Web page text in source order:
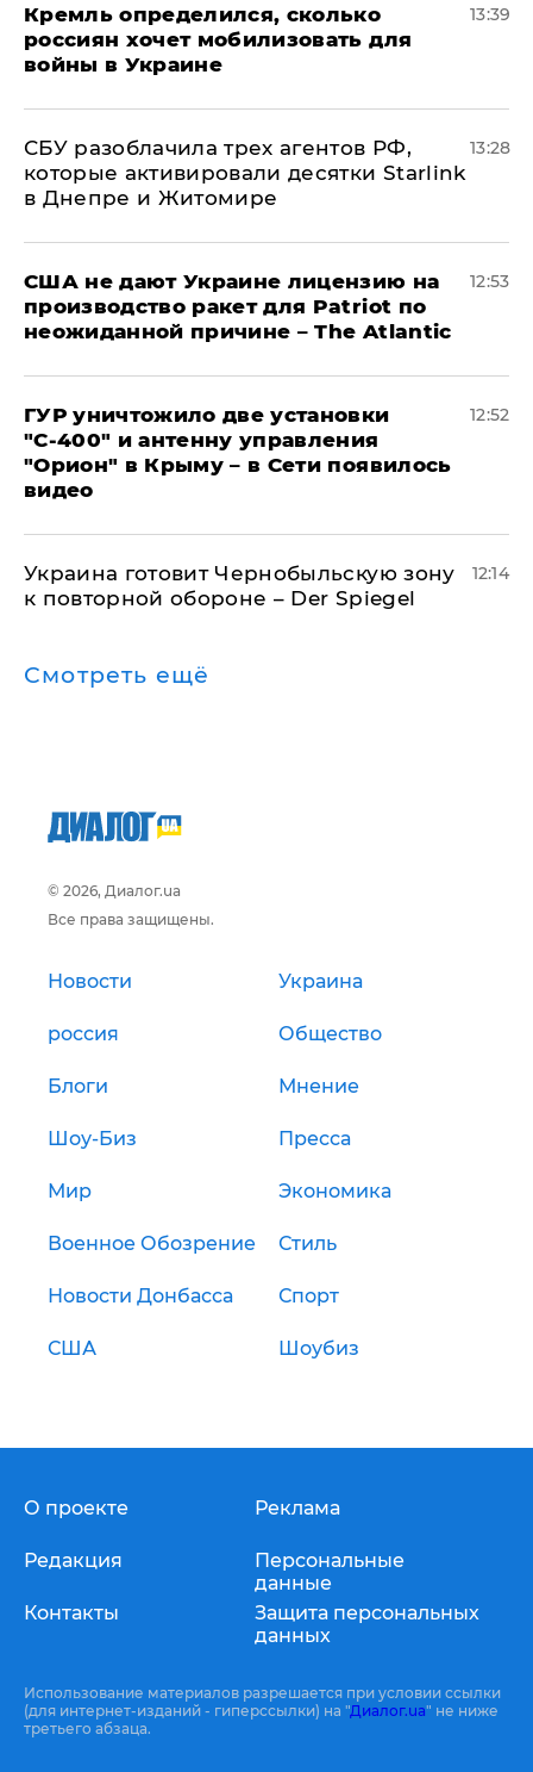
Кремль определился, сколько
россиян хочет мобилизовать для
войны в Украине
13:39
СБУ разоблачила трех агентов РФ,
которые активировали десятки Starlink
в Днепре и Житомире
13:28
США не дают Украине лицензию на
производство ракет для Patriot по
неожиданной причине – The Atlantic
12:53
ГУР уничтожило две установки
"С‑400" и антенну управления
"Орион" в Крыму – в Сети появилось
видео
12:52
Украина готовит Чернобыльскую зону
к повторной обороне – Der Spiegel
12:14
Смотреть ещё
© 2026, Диалог.ua
Все права защищены.
Новости Украина
россия Общество
Блоги Мнение
Шоу-Биз Пресса
Мир Экономика
Военное Обозрение Стиль
Новости Донбасса Спорт
США Шоубиз
О проекте
Редакция
Контакты
Реклама
Персональные
данные
Защита персональных
данных
Использование материалов разрешается при условии ссылки
(для интернет-изданий - гиперссылки) на "Диалог.ua" не ниже
третьего абзаца.